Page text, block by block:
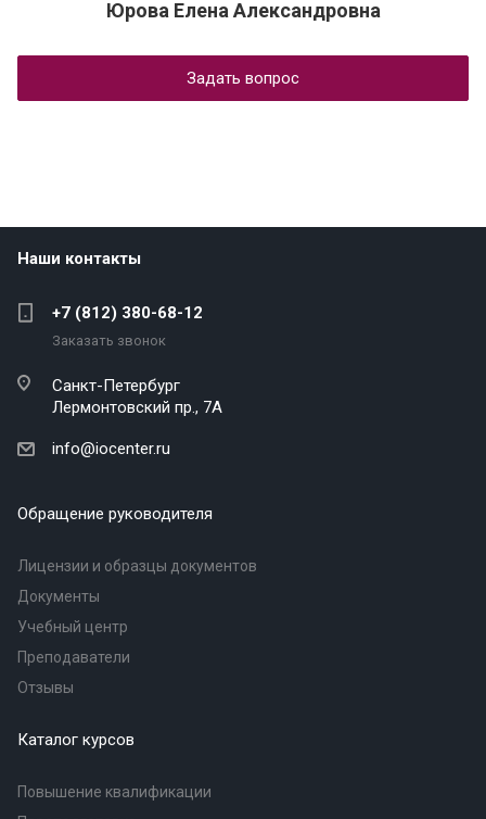
Юрова Елена Александровна
Задать вопрос
Наши контакты
+7 (812) 380-68-12
Заказать звонок
Санкт-Петербург
Лермонтовский пр., 7А
info@iocenter.ru
Обращение руководителя
Лицензии и образцы документов
Документы
Учебный центр
Преподаватели
Отзывы
Каталог курсов
Повышение квалификации